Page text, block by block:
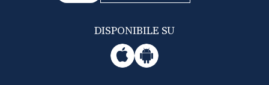
DISPONIBILE SU